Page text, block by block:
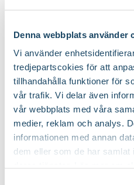
Denna webbplats använder
Vi använder
tredjepartscokies för att
tillhandahålla funktioner för
vår trafik. Vi delar även
vår webbplats med våra
medier, reklam och analys.
informationen med annan
dem eller som de har samlat
5990
Till Produkten
till
Ta hand om dina sticklingar